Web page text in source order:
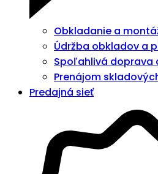
Obkladanie a
Údržba obkladov a
Spoľahlivá doprava
Prenájom
Predajná sieť